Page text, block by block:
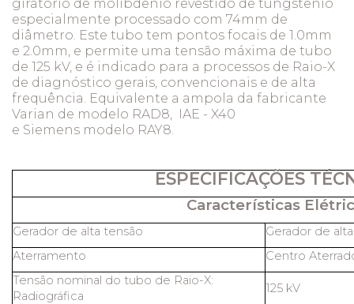
giratório de molibdênio revestido de tungstênio
especialmente processado com 74mm de
diâmetro. Este tubo tem pontos focais de 1.0mm
e 2.0mm, e permite uma tensão máxima de tubo
de 125 kV, e é indicado para a processos de Raio-X
de diagnóstico gerais, convencionais e de alta
frequência. Equivalente a ampola da fabricante
Varian de modelo RAD8, IAE - X40
e Siemens modelo RAY8.
ESPECIFICAÇÕES
Características
Gerador de alta tensão
Gerador de
Aterramento
Centro
Tensão nominal do tubo de Raio-X:
Radiográfica
125 kV